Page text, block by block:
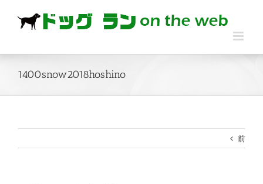
content
1400snow2018hoshino
前